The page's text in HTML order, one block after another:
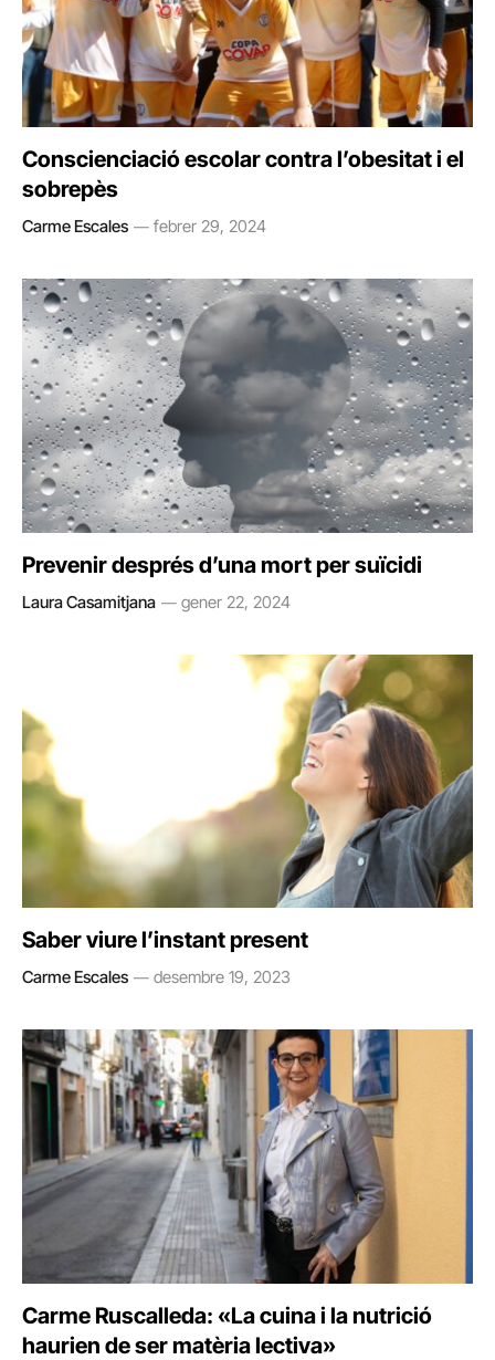
Conscienciació escolar contra l’obesitat i el
sobrepès
Carme Escales febrer 29, 2024
Prevenir després d’una mort per suïcidi
Laura Casamitjana gener 22, 2024
Saber viure l’instant present
Carme Escales desembre 19, 2023
Carme Ruscalleda: «La cuina i la nutrició
haurien de ser matèria lectiva»